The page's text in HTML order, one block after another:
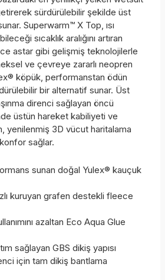
sürdürülebilir şekilde üst
Superwarm™ X Top, ısı
sıcaklık aralığını artıran
astar gibi gelişmiş teknolojilerle
ve çevreye zararlı neopren
köpük, performanstan ödün
bir alternatif sunar. Üst
direnci sağlayan öncü
üstün hareket kabiliyeti ve
yenilenmiş 3D vücut haritalama
sağlar.
sunan doğal Yulex® kauçuk
kuruyan grafen destekli fleece
azaltan Eco Aqua Glue
sağlayan GBS dikiş yapısı
için tam dikiş bantlama